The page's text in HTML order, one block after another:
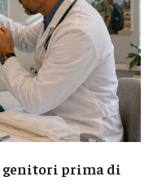
genitori prima di